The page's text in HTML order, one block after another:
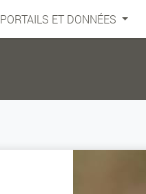
PORTAILS ET DONNÉES